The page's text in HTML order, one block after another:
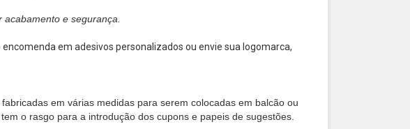
e segurança.
em adesivos personalizados ou envie sua logomarca,
fabricadas em várias medidas para serem colocadas em balcão ou
o rasgo para a introdução dos cupons e papeis de sugestões.